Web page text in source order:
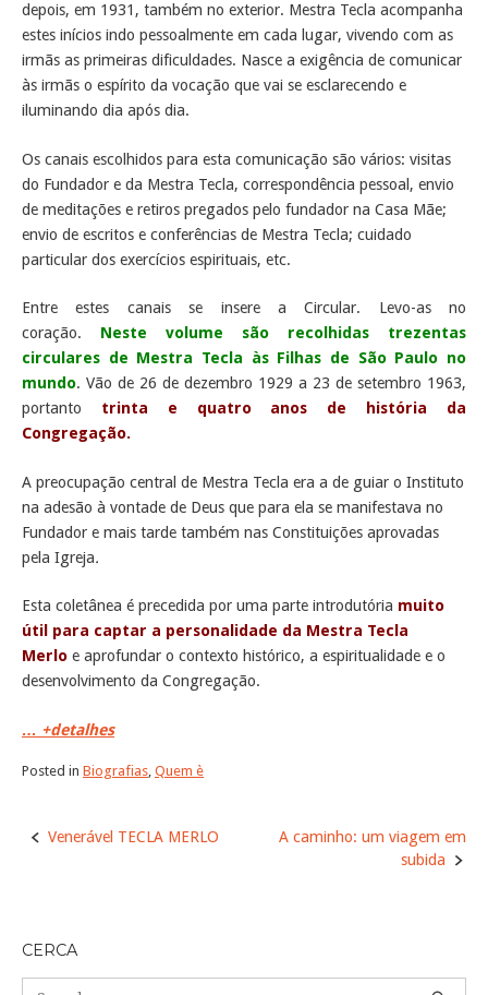
depois, em 1931, também no exterior. Mestra Tecla acompanha
estes inícios indo pessoalmente em cada lugar, vivendo com as
irmãs as primeiras dificuldades. Nasce a exigência de comunicar
às irmãs o espírito da vocação que vai se esclarecendo e
iluminando dia após dia.
Os canais escolhidos para esta comunicação são vários: visitas
do Fundador e da Mestra Tecla, correspondência pessoal, envio
de meditações e retiros pregados pelo fundador na Casa Mãe;
envio de escritos e conferências de Mestra Tecla; cuidado
particular dos exercícios espirituais, etc.
Entre estes canais se insere a Circular. Levo-as no
coração. Neste volume são recolhidas trezentas
circulares de Mestra Tecla às Filhas de São Paulo no
mundo. Vão de 26 de dezembro 1929 a 23 de setembro 1963,
portanto trinta e quatro anos de história da
Congregação.
A preocupação central de Mestra Tecla era a de guiar o Instituto
na adesão à vontade de Deus que para ela se manifestava no
Fundador e mais tarde também nas Constituições aprovadas
pela Igreja.
Esta coletânea é precedida por uma parte introdutória muito
útil para captar a personalidade da Mestra Tecla
Merlo e aprofundar o contexto histórico, a espiritualidade e o
desenvolvimento da Congregação.
… +detalhes
Posted in Biografias, Quem è
Post
Venerável TECLA MERLO
A caminho: um viagem em
subida
CERCA